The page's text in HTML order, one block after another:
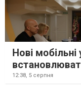
Нові
12:38, 5 серпня